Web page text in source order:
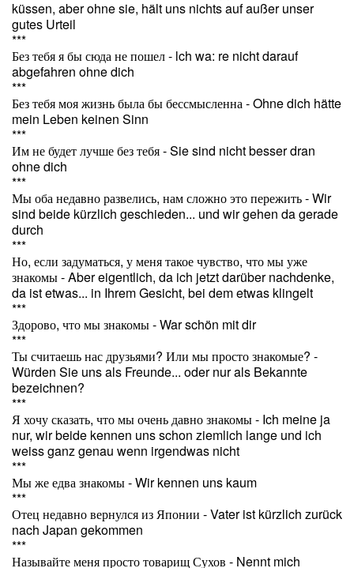
küssen, aber ohne sie, hält uns nichts auf außer unser
gutes Urteil
***
Без тебя я бы сюда не пошел - lch wa: re nicht darauf
abgefahren ohne dich
***
Без тебя моя жизнь была бы бессмысленна - Ohne dich hätte
mein Leben keinen Sinn
***
Им не будет лучше без тебя - Sie sind nicht besser dran
ohne dich
***
Мы оба недавно развелись, нам сложно это пережить - Wir
sind beide kürzlich geschieden... und wir gehen da gerade
durch
***
Но, если задуматься, у меня такое чувство, что мы уже
знакомы - Aber eigentlich, da ich jetzt darüber nachdenke,
da ist etwas... in Ihrem Gesicht, bei dem etwas klingelt
***
Здорово, что мы знакомы - War schön mit dir
***
Ты считаешь нас друзьями? Или мы просто знакомые? -
Würden Sie uns als Freunde... oder nur als Bekannte
bezeichnen?
***
Я хочу сказать, что мы очень давно знакомы - Ich meine ja
nur, wir beide kennen uns schon ziemlich lange und ich
weiss ganz genau wenn irgendwas nicht
***
Мы же едва знакомы - Wir kennen uns kaum
***
Отец недавно вернулся из Японии - Vater ist kürzlich zurück
nach Japan gekommen
***
Называйте меня просто товарищ Сухов - Nennt mich